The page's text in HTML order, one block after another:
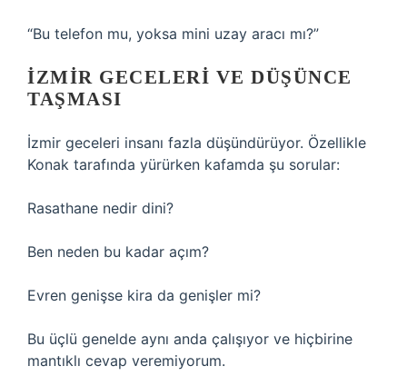
“Bu telefon mu, yoksa mini uzay aracı mı?”
İZMIR GECELERI VE DÜŞÜNCE
TAŞMASI
İzmir geceleri insanı fazla düşündürüyor. Özellikle
Konak tarafında yürürken kafamda şu sorular:
Rasathane nedir dini?
Ben neden bu kadar açım?
Evren genişse kira da genişler mi?
Bu üçlü genelde aynı anda çalışıyor ve hiçbirine
mantıklı cevap veremiyorum.